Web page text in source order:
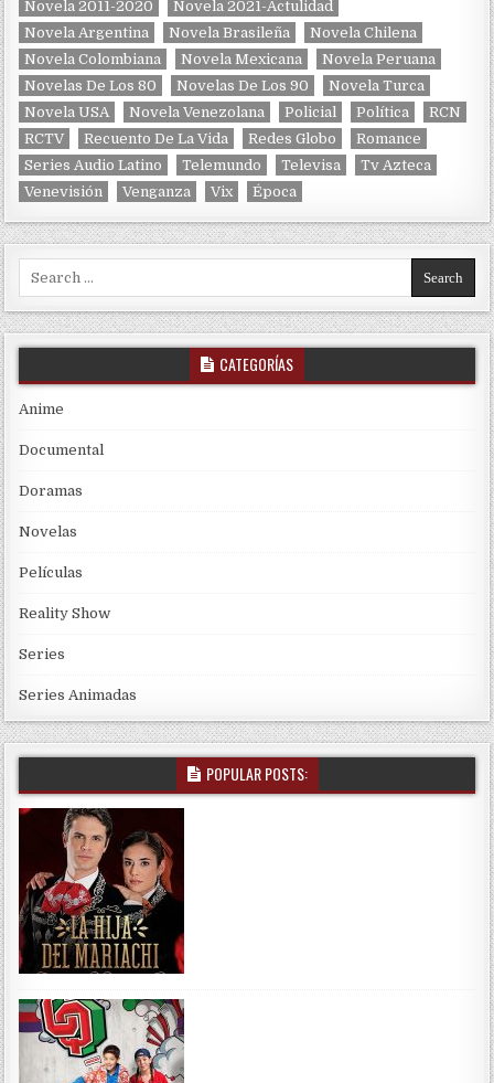
Novela 2011-2020
Novela 2021-Actulidad
Novela Argentina
Novela Brasileña
Novela Chilena
Novela Colombiana
Novela Mexicana
Novela Peruana
Novelas De Los 80
Novelas De Los 90
Novela Turca
Novela USA
Novela Venezolana Policial Política
RCN
RCTV
Recuento De La Vida Redes Globo
Romance
Series Audio Latino
Telemundo Televisa
Tv Azteca
Venevisión
Venganza Vix Época
Search for:
CATEGORÍAS
Anime
Documental
Doramas
Novelas
Películas
Reality Show
Series
Series Animadas
POPULAR POSTS: